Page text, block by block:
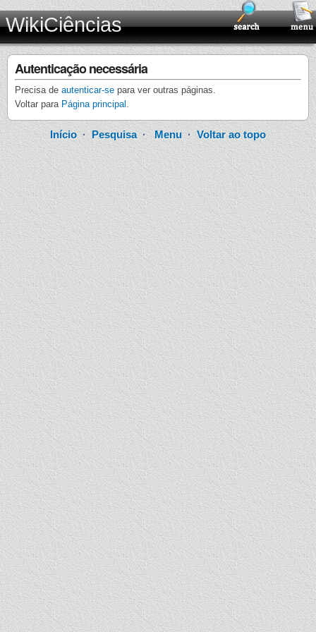
WikiCiências
Autenticação necessária
Precisa de autenticar-se para ver outras páginas.
Voltar para Página principal .
Início · Pesquisa·Menu ·Voltar ao topo